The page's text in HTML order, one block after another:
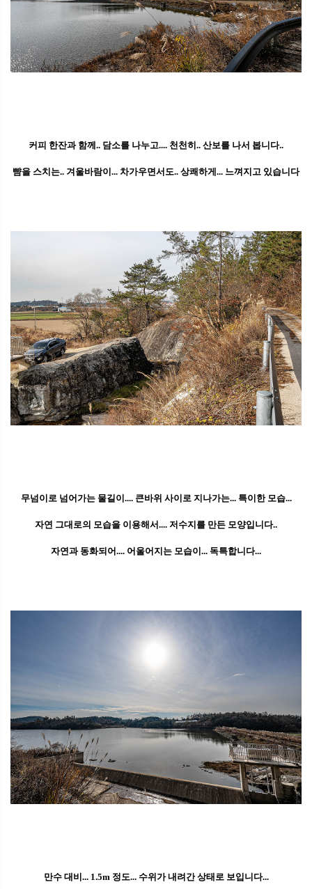
커피 한잔과 함께.. 담소를 나누고.... 천천히.. 산보를 나서 봅니다..
뺨을 스치는.. 겨울바람이... 차가우면서도.. 상쾌하게... 느껴지고 있습니다
무넘이로 넘어가는 물길이.... 큰바위 사이로 지나가는... 특이한 모습...
자연 그대로의 모습을 이용해서.... 저수지를 만든 모양입니다..
자연과 동화되어.... 어울어지는 모습이... 독특합니다...
만수 대비... 1.5m 정도... 수위가 내려간 상태로 보입니다...